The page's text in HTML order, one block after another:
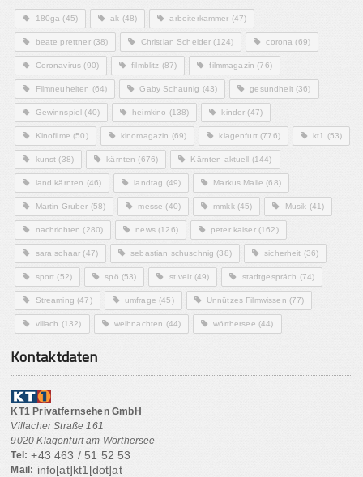
180ga (45) ak (48) arbeiterkammer (47)
beate prettner(38) Christian Scheider (124) corona (69)
Coronavirus (90) filmblitz (87) filmmagazin (76)
Filmneuheiten (64) Gaby Schaunig (43) gesundheit(36)
Gewinnspiel (40) heimkino (138) kinder (47)
Kinofilme (50) kinomagazin (69) klagenfurt(776) kt1 (53)
kunst (38) kärnten (676) Kärnten aktuell (144)
land kärnten (46) landtag (49) Markus Malle (68)
Martin Gruber (58) messe (40) mmkk(45) Musik (41)
nachrichten (280) news(126) peter kaiser(162)
sara schaar (47) sebastian schuschnig (38) sicherheit (36)
sport (52) spö (53) st.veit(49) stadtgespräch (74)
Streaming (47) umfrage (45) Unnützes Filmwissen (77)
villach (132) weihnachten (44) wörthersee (44)
Kontaktdaten
KT1 Privatfernsehen GmbH
Villacher Straße 161
9020 Klagenfurt am Wörthersee
Tel: +43 463 / 51 52 53
Mail: info[at]kt1[dot]at